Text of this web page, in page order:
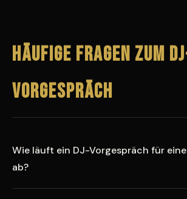
Häufige Fragen zum
Vorgespräch
Wie läuft ein DJ-Vorgespräch für
ab?